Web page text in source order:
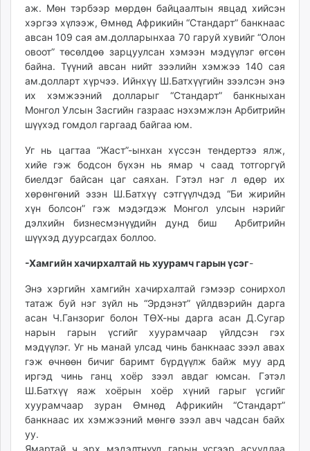
аж. Мөн тэрбээр мөрдөн байцаалтын явцад хийсэн
хэргээ хүлээж, Өмнөд Африкийн “Стандарт” банкнаас
авсан 109 сая ам.долларынхаа 70 гаруй хувийг “Олон
овоот” төсөлдөө зарцуулсан хэмээн мэдүүлэг өгсөн
байна. Түүний авсан нийт зээлийн хэмжээ 140 сая
ам.долларт хүрчээ. Ийнхүү Ш.Батхүүгийн зээлсэн энэ
их хэмжээний долларыг “Стандарт” банкныхан
Монгол Улсын Засгийн газраас нэхэмжлэн Арбитрийн
шүүхэд гомдол гаргаад байгаа юм.
Уг нь цагтаа “Жаст”-ынхан хүссэн тендертээ ялж,
хийе гэж бодсон бүхэн нь ямар ч саад тотгоргүй
биелдэг байсан цаг саяхан. Гэтэл нэг л өдөр их
хөрөнгөний эзэн Ш.Батхүү сэтгүүлчдэд “Би жирийн
хүн болсон” гэж мэдэгдэж Монгол улсын нэрийг
дэлхийн бизнесмэнүүдийн дунд биш Арбитрийн
шүүхэд дуурсагдах боллоо.
-Хамгийн хачирхалтай нь хуурамч гарын үсэг-
Энэ хэргийн хамгийн хачирхалтай гэмээр сонирхол
татаж буй нэг зүйл нь “Эрдэнэт” үйлдвэрийн дарга
асан Ч.Ганзориг болон ТӨХ-ны дарга асан Д.Сугар
нарын гарын үсгийг хуурамчаар үйлдсэн гэх
мэдүүлэг. Уг нь манай улсад чинь банкнаас зээл авах
гэж өчнөөн бичиг баримт бүрдүүлж байж муу ард
иргэд чинь ганц хоёр зээл авдаг юмсан. Гэтэл
Ш.Батхүү яаж хоёрын хоёр хүний гарыг үсгийг
хуурамчаар зуран Өмнөд Африкийн “Стандарт”
банкнаас их хэмжээний мөнгө зээл авч чадсан байх
уу.
Ямартай ч эрх мэдэлтнүүд гарын үсгээр асуудлаа